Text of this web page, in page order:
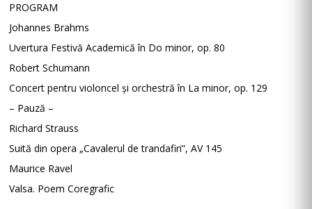
PROGRAM
Johannes Brahms
Uvertura Festivă Academică în Do minor, op. 80
Robert Schumann
Concert pentru violoncel și orchestră în La minor, op. 129
– Pauză –
Richard Strauss
Suită din opera „Cavalerul de trandafiri”, AV 145
Maurice Ravel
Valsa. Poem Coregrafic